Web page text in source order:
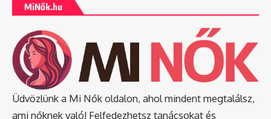
MiNők.hu
Üdvözlünk a Mi Nők oldalon, ahol mindent megtalálsz,
ami nőknek való! Felfedezhetsz tanácsokat és